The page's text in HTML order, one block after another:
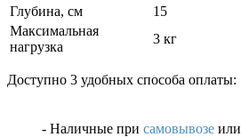
Глубина, см
15
Максимальная
нагрузка
3 кг
Доступно 3 удобных способа оплаты:
- Наличные при самовывозе или